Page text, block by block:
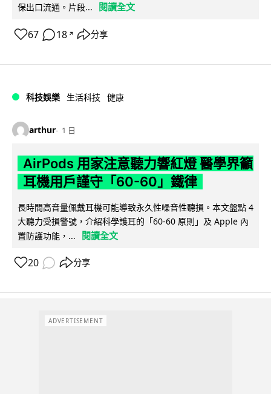
保出口流通。片段...
閱讀全文
67 18 ↗ 分享
科技娛樂 生活科技 健康
arthur 1 日
AirPods 用家注意聽力響紅燈 醫學界籲
耳機用戶謹守「60-60」鐵律
長時間高音量佩戴耳機可能導致永久性噪音性聽損。本文盤點 4
大聽力受損警號，介紹科學護耳的「60-60 原則」及 Apple 內
置防護功能，...
閱讀全文
20 分享
ADVERTISEMENT